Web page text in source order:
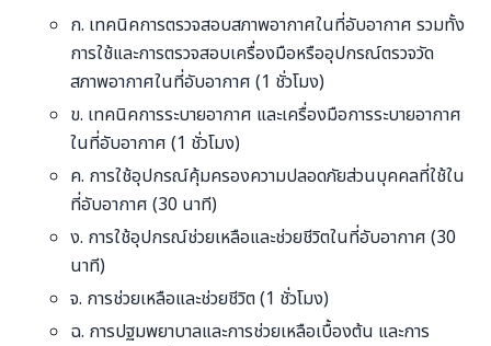
ก. เทคนิคการตรวจสอบสภาพอากาศในที่อับอากาศ รวมทั้ง
การใช้และการตรวจสอบเครื่องมือหรืออุปกรณ์ตรวจวัด
สภาพอากาศในที่อับอากาศ (1 ชั่วโมง)
ข. เทคนิคการระบายอากาศ และเครื่องมือการระบายอากาศ
ในที่อับอากาศ (1 ชั่วโมง)
ค. การใช้อุปกรณ์คุ้มครองความปลอดภัยส่วนบุคคลที่ใช้ใน
ที่อับอากาศ (30 นาที)
ง. การใช้อุปกรณ์ช่วยเหลือและช่วยชีวิตในที่อับอากาศ (30
นาที)
จ. การช่วยเหลือและช่วยชีวิต (1 ชั่วโมง)
ฉ. การปฐมพยาบาลและการช่วยเหลือเบื้องต้น และการ